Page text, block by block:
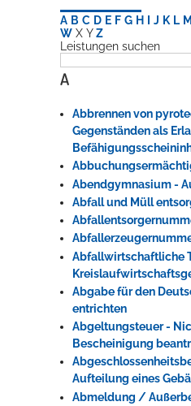
Bildung
Wirtschaft
Rathaus
Service
Willkommen in Hockenheim
Konzerte, Tagungen und vieles mehr
Die Stadthalle Hockenheim bietet
A B C D E F G H J K L M
W X Y Z
Leistungen suchen
A
Abbrennen von
Gegenständen als
Abendgymnasium -
Abfall und Müll
Abfallwirtschaftliche
Abgabe für den
entrichten
Abgeltungsteuer -
Bescheinigung
Aufteilung eines
Abmeldung /